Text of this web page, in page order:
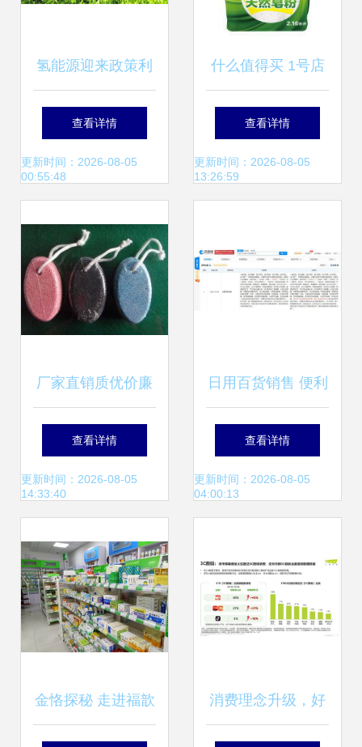
氢能源迎来政策利
好，8大低估低价
龙头谁是你日用百
遇？
查看详情
更新时间：2026-08-05
00:55:48
什么值得买 1号店
日用百货专场特价
精选，每日高性价
查看详情
更新时间：2026-08-05
13:26:59
厂家直销质优价廉
的40g玫瑰花浴花
——神威日用品在
区热销
查看详情
更新时间：2026-08-05
14:33:40
日用百货销售 便利
生活与商机并存
查看详情
更新时间：2026-08-05
04:00:13
金恪探秘 走进福歆 消费理念升级，好